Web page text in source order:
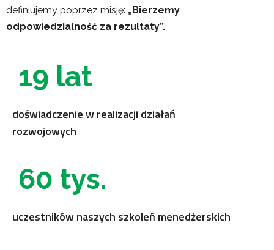
definiujemy poprzez misję: „Bierzemy
odpowiedzialność za rezultaty”.
19 lat
doświadczenie w realizacji działań
rozwojowych
60 tys.
uczestników naszych szkoleń menedżerskich